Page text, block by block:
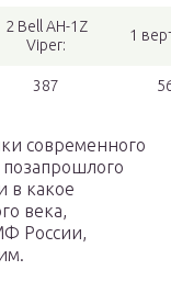
2 Bell AH-1Z
Viper:
1
387
современного
в какое
века,
России,